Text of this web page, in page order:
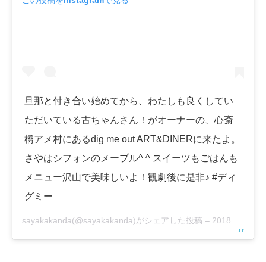
旦那と付き合い始めてから、わたしも良くしてい
ただいている古ちゃんさん！がオーナーの、心斎
橋アメ村にあるdig me out ART&DINERに来たよ。
さやはシフォンのメープル^ ^ スイーツもごはんも
メニュー沢山で美味しいよ！観劇後に是非♪ #ディ
グミー
sayakakanda(@sayakakanda)がシェアした投稿 – 2018年 1月月5日午前1時55分PST